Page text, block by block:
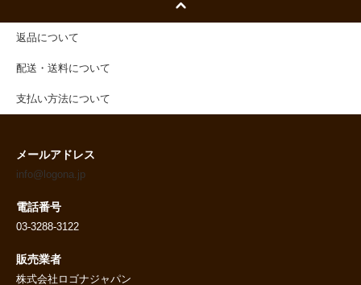
返品について
配送・送料について
支払い方法について
メールアドレス
info@logona.jp
電話番号
03-3288-3122
販売業者
株式会社ロゴナジャパン